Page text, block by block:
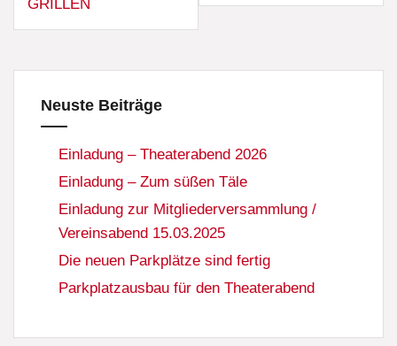
RILLEN
Neuste Beiträge
Einladung – Theaterabend 2026
Einladung – Zum süßen Täle
Einladung zur Mitgliederversammlung /
Vereinsabend 15.03.2025
Die neuen Parkplätze sind fertig
Parkplatzausbau für den Theaterabend